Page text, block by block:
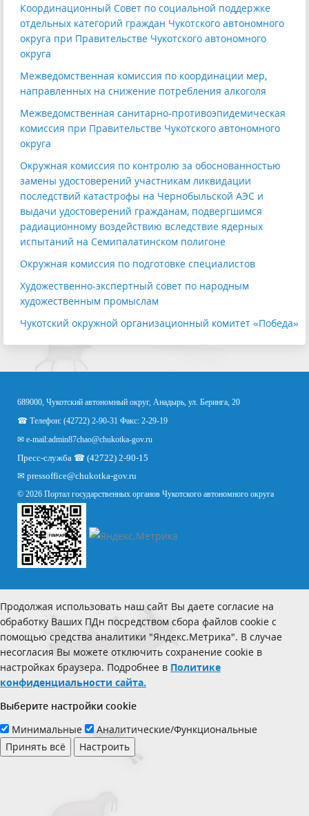
Координационный Совет по социальной поддержке
отдельных категорий граждан Чукотского автономного
округа при Правительстве Чукотского автономного
округа
Межведомственная комиссия по координации мер,
направленных на снижение потребления алкоголя
Межведомственная санитарно-противоэпидемическая
комиссия при Правительстве Чукотского автономного
округа
Окружная комиссия по контролю за обоснованностью
замены удостоверений участникам ликвидации
последствий катастрофы на Чернобыльской АЭС и
выдачи удостоверений гражданам, подвергшимся
радиационному воздействию вследствие ядерных
испытаний на Семипалатинском полигоне
Окружная комиссия по подготовке специалистов
Художественно-экспертный совет по народным
художественным промыслам
Чукотский окружной организационный комитет «Победа»
689000, Чукотский автономный округ, Анадырь, ул. Беринга, 20
☎ Телефон: (42722) 2-90-31 Факс: 2-29-19
✉ e-mail:admin87chao@chukotka-gov.ru
Пресс-служба ☎ (42722) 2-90-15
✉ pressoffice@chukotka-gov.ru
© 2026 Портал государственных органов Чукотского автономного округа
Продолжая использовать наш сайт Вы даете согласие на
обработку Ваших ПДн посредством сбора файлов cookie с
помощью средства аналитики "Яндекс.Метрика". В случае
несогласия Вы можете отключить сохранение cookie в
настройках браузера. Подробнее в Политике
конфиденциальности сайта.
Выберите настройки cookie
Минимальные
Аналитические/Функциональные
Принять всё
Настроить